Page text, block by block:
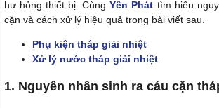
hư hỏng thiết bị. CùngYên Phát tìm hiểu
cặn và cách xử lý hiệu quả trong bài viết sau.
Phụ kiện tháp giải nhiệt
Xử lý nước tháp giải nhiệt
1. Nguyên nhân sinh ra cáu cặn